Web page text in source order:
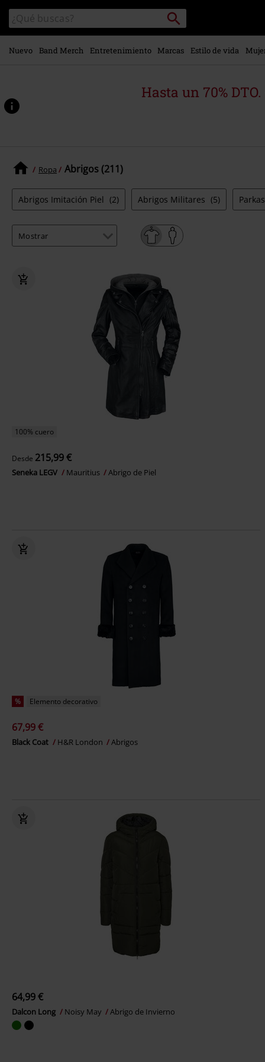
contenido
principal
Buscar
en
el
catálogo
Buscar
Nuevo Band Merch Entretenimiento Marcas Estilo de vida
Hasta un 70%
Ropa Abrigos (211)
Abrigos Imitación Piel (2) Abrigos Militares (5) Parkas
100% cuero
Desde 215,99 €
Seneka LEGV Mauritius Abrigo de Piel
% Elemento decorativo
67,99 €
Black Coat H&R London Abrigos
64,99 €
Dalcon Long Noisy May Abrigo de Invierno